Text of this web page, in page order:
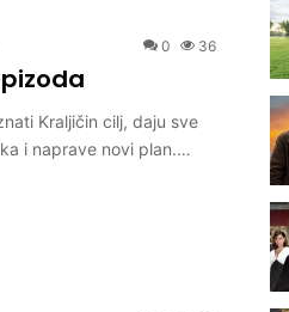
0 36
Kraljičin cilj, daju sve
i naprave novi plan.…